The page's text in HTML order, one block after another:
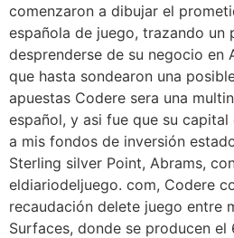
comenzaron a dibujar el
española de juego, trazando un
desprenderse de su negocio en
que hasta sondearon una
apuestas Codere sera una
español, y asi fue que su
a mis fondos de inversión
Sterling silver Point, Abrams,
eldiariodeljuego. com, Codere
recaudación delete juego entre
Surfaces, donde se producen el